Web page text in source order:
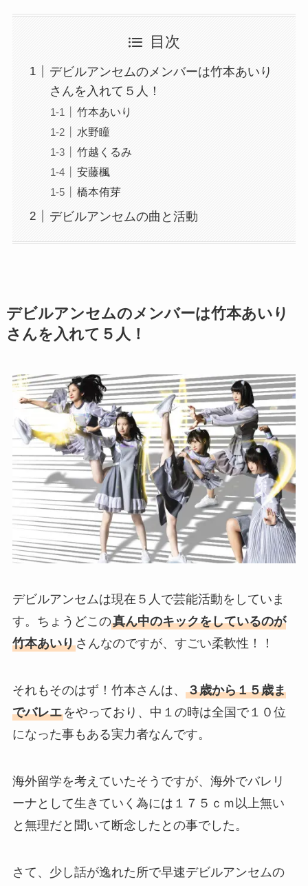
目次
デビルアンセムのメンバーは竹本あいり
さんを入れて５人！
竹本あいり
水野瞳
竹越くるみ
安藤楓
橋本侑芽
デビルアンセムの曲と活動
デビルアンセムのメンバーは竹本あいり
さんを入れて５人！
デビルアンセムは現在５人で芸能活動をしていま
す。ちょうどこの真ん中のキックをしているのが
竹本あいりさんなのですが、すごい柔軟性！！
それもそのはず！竹本さんは、 ３歳から１５歳ま
でバレエをやっており、中１の時は全国で１０位
になった事もある実力者なんです。
海外留学を考えていたそうですが、海外でバレリ
ーナとして生きていく為には１７５ｃｍ以上無い
と無理だと聞いて断念したとの事でした。
さて、少し話が逸れた所で早速デビルアンセムの